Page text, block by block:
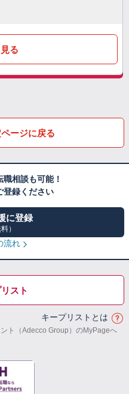
る
ージに戻る
相談も可能！
登録ください
に登録
）
流れ
スト
キープリストとは
ト（Adecco Group）のMyPageへ